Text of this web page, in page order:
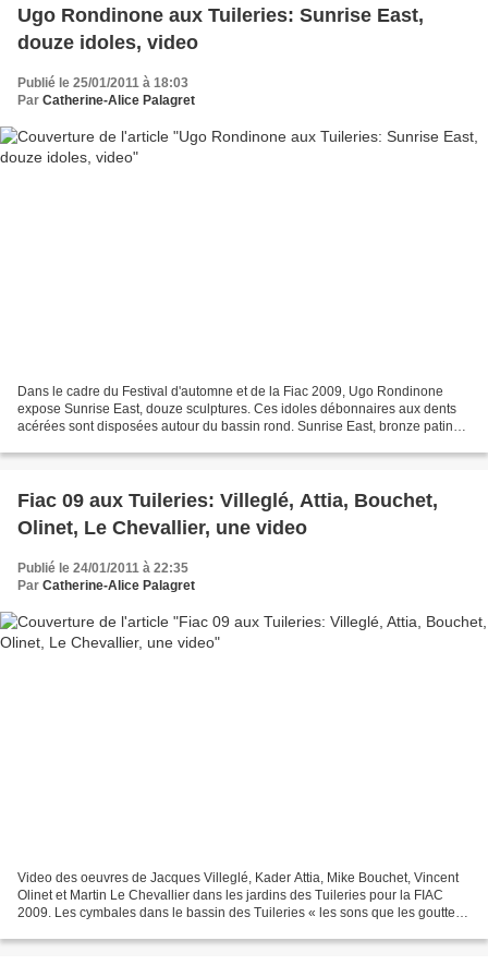
Ugo Rondinone aux Tuileries: Sunrise East,
douze idoles, video
Publié le 25/01/2011 à 18:03
Par Catherine-Alice Palagret
Dans le cadre du Festival d'automne et de la Fiac 2009, Ugo Rondinone
expose Sunrise East, douze sculptures. Ces idoles débonnaires aux dents
acérées sont disposées autour du bassin rond. Sunrise East, bronze patiné
Fiac 09 aux Tuileries: Villeglé, Attia, Bouchet,
Olinet, Le Chevallier, une video
Publié le 24/01/2011 à 22:35
Par Catherine-Alice Palagret
Video des oeuvres de Jacques Villeglé, Kader Attia, Mike Bouchet, Vincent
Olinet et Martin Le Chevallier dans les jardins des Tuileries pour la FIAC
2009. Les cymbales dans le bassin des Tuileries « les sons que les gouttes